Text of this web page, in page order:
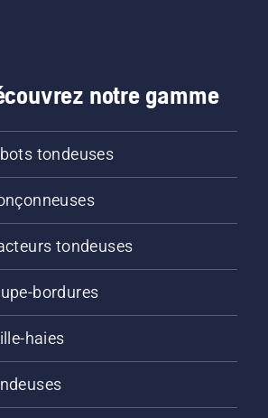
notre gamme
tondeuses
tondeuses
bordures
haies